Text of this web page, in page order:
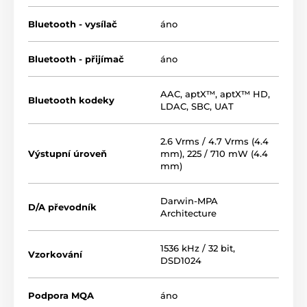
Duálna zosilňovacia časť
prúdom a nízkoimpedančnou spätnou väzbou, alebo
tranzistorov
rýchlou reakčnou dobou. Medzi oboma riešeniami je
možné prepínať ako medzi
triedami A
Jednoducho tak môžete výstup prispôsobiť potrebám
Bluetooth - vysílač áno
Bluetooth - přijímač áno
Bluetooth kodeky
AAC, aptX™, aptX™ HD,
LDAC, SBC, UAT
Výstupní úroveň
2.6 Vrms / 4.7 Vrms (4.4
mm), 225 / 710 mW (4.4
mm)
D/A převodník
Darwin-MPA
Architecture
Vzorkování
1536 kHz / 32 bit,
DSD1024
Podpora MQA áno